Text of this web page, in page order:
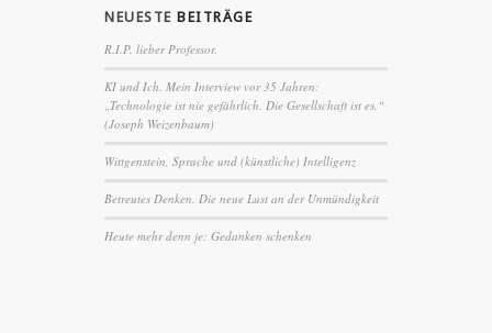
NEUESTE BEITRÄGE
R.I.P. lieber Professor.
KI und Ich. Mein Interview vor 35 Jahren:
„Technologie ist nie gefährlich. Die Gesellschaft ist es.“
(Joseph Weizenbaum)
Wittgenstein, Sprache und (künstliche) Intelligenz
Betreutes Denken. Die neue Lust an der Unmündigkeit
Heute mehr denn je: Gedanken schenken